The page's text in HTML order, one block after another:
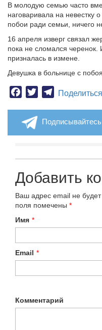
В молодую семью часто
наговаривала на невестку
побои ради семьи, ничего
16 апреля изверг связал
пока не сломался черенок.
призналась в измене.
Девушка в больнице с
Facebook
TwitterTelegram
Поделиться
Добавить
Ваш адрес email не будет
поля помечены *
Имя *
Email *
Комментарий